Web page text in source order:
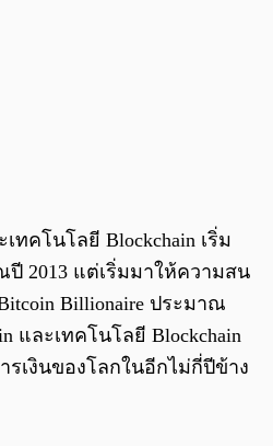
คโนโลยี Blockchain เริ่ม
2013 แต่เริ่มมาให้ความสน
Billionaire ประมาณ
และเทคโนโลยี Blockchain
รเงินของโลกในอีกไม่กี่ปีข้าง